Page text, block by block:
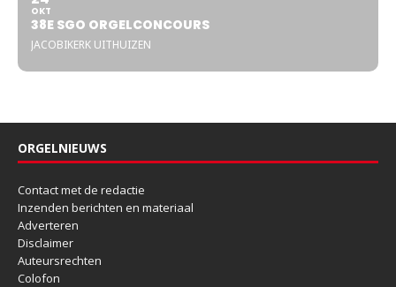
OKT
38E SGO ORGELCONCOURS
JACOBIKERK UITHUIZEN
ORGELNIEUWS
Contact met de redactie
Inzenden berichten en materiaal
Adverteren
Disclaimer
Auteursrechten
Colofon